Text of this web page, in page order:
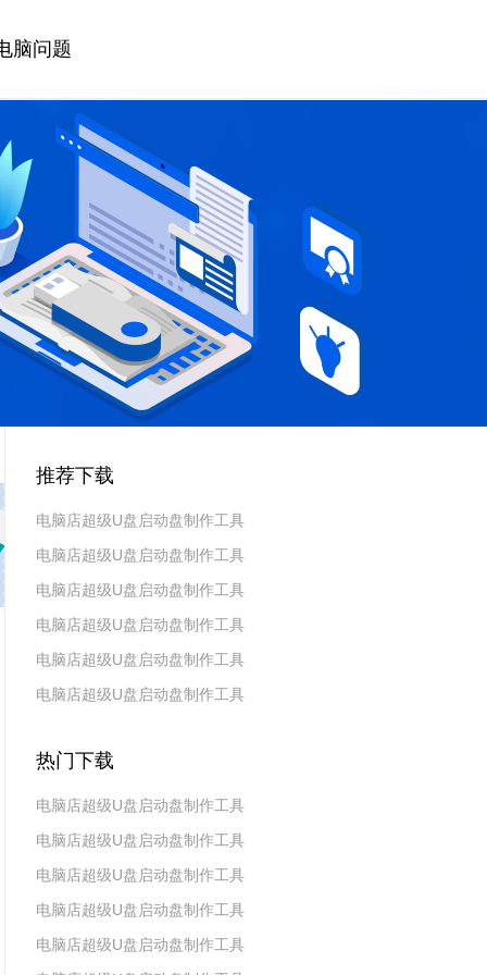
脑问题
推荐下载
电脑店超级U盘启动盘制作工具
v7.5_2606
电脑店超级U盘启动盘制作工具
v7.5_2604
电脑店超级U盘启动盘制作工具
v7.5_2602
电脑店超级U盘启动盘制作工具
v7.5_2511
电脑店超级U盘启动盘制作工具
v7.5_2509
电脑店超级U盘启动盘制作工具
热门下载
电脑店超级U盘启动盘制作工具
v7.5_2606
电脑店超级U盘启动盘制作工具
v7.5_2604
电脑店超级U盘启动盘制作工具
v7.5_2602
电脑店超级U盘启动盘制作工具
v7.5 2019(天蓬元帅版)
电脑店超级U盘启动盘制作工具